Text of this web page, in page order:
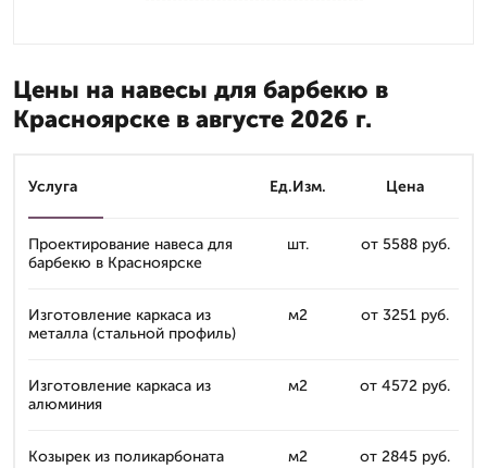
Цены на навесы для барбекю в
Красноярске в августе 2026 г.
Услуга Ед.Изм. Цена
Проектирование навеса для
барбекю в Красноярске
шт. от 5588 руб.
Изготовление каркаса из
металла (стальной профиль)
м2 от 3251 руб.
Изготовление каркаса из
алюминия
м2 от 4572 руб.
Козырек из поликарбоната
м2 от 2845 руб.